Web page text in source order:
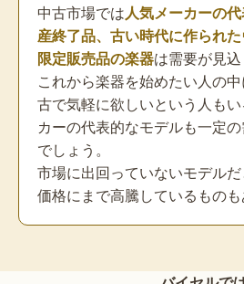
中古市場では人気メーカーの
産終了品、古い時代に作られた
限定販売品の楽器は需要が見込
これから楽器を始めたい人の
古で気軽に欲しいという人も
カーの代表的なモデルも一定
でしょう。
市場に出回っていないモデル
価格にまで高騰しているものも